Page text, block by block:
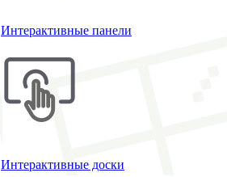
Интерактивные панели
Интерактивные доски